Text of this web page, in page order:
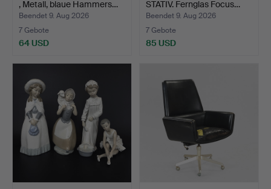
, Metall, blaue Hammers…
Beendet 9. Aug 2026
7 Gebote
64 USD
STATIV. Fernglas Focus…
Beendet 9. Aug 2026
7 Gebote
85 USD